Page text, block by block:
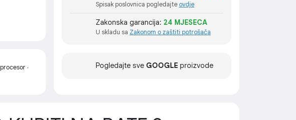
∙
Spisak poslovnica pogledajte ovdje
Zakonska garancija: 24 MJESECA
U skladu sa Zakonom o zaštiti potrošača
Pogledajte sve GOOGLE proizvode